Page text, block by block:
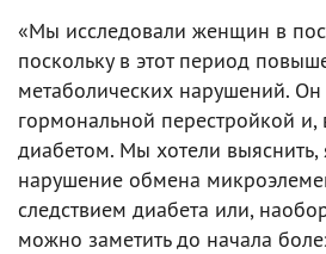
«Мы исследовали женщин в
поскольку в этот период
метаболических нарушений. Он
гормональной перестройкой и,
диабетом. Мы хотели выяснить,
нарушение обмена
следствием диабета или,
можно заметить до начала